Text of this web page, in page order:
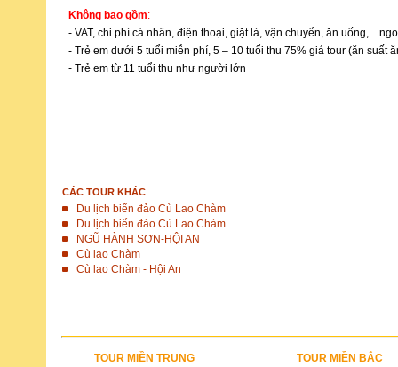
Không bao gồm:
- VAT, chi phí cá nhân, điện thoại, giặt là, vận chuyển, ăn uống,
- Trẻ em dưới 5 tuổi miễn phí, 5 – 10 tuổi thu 75% giá tour (ăn suất
- Trẻ em từ 11 tuổi thu như người lớn
CÁC TOUR KHÁC
Du lịch biển đảo Cù Lao Chàm
Du lịch biển đảo Cù Lao Chàm
NGŨ HÀNH SƠN-HỘI AN
Cù lao Chàm
Cù lao Chàm - Hội An
TOUR MIỀN TRUNG
TOUR MIỀN BẮC